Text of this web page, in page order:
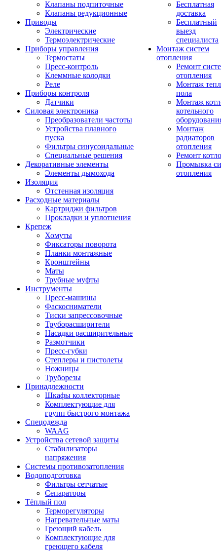
Клапаны подпиточные
Клапаны редукционные
Приводы
Электрические
Термоэлектрические
Приборы управления
Термостаты
Пресс-контроль
Клеммные колодки
Реле
Приборы контроля
Датчики
Силовая электроника
Преобразователи частоты
Устройства плавного
пуска
Фильтры синусоидальные
Специальные решения
Декоративные элементы
Элементы дымохода
Изоляция
Отстенная изоляция
Расходные материалы
Картриджи фильтров
Прокладки и уплотнения
Крепеж
Хомуты
Фиксаторы поворота
Планки монтажные
Кронштейны
Маты
Трубные муфты
Инструменты
Пресс-машины
Фаскосниматели
Тиски запрессовочные
Труборасширители
Насадки расширительные
Размотчики
Пресс-губки
Степлеры и пистолеты
Ножницы
Труборезы
Принадлежности
Шкафы коллекторные
Комплектующие для
групп быстрого монтажа
Спецодежда
WAAG
Устройства сетевой защиты
Стабилизаторы
напряжения
Системы противозатопления
Водоподготовка
Фильтры сетчатые
Сепараторы
Тёплый пол
Терморегуляторы
Нагревательные маты
Греющий кабель
Комплектующие для
греющего кабеля
Бесплатная
доставка
Бесплатный
выезд
специалиста
Монтаж систем
отопления
Ремонт
отопления
Монтаж
пола
Монтаж
котельного
Монтаж
радиаторов
отопления
Ремонт
Промывка
отопления